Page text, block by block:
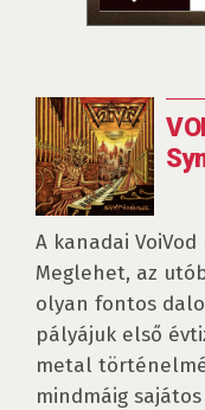
A kanadai
Meglehet, az
olyan fontos
pályájuk első
metal
mindmáig